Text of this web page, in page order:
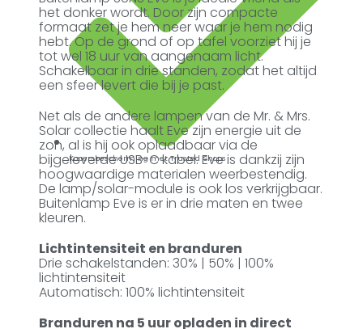
Kopersbescherming met Trusted Shops
het donker wordt. Door zijn compacte
formaat zet je hem neer waar je hem nodig
hebt. Op de grond of op tafel voorziet hij je
tot wel 18 uur van aangenaam licht.
Schakelbaar in drie standen, zodat het altijd
een sfeer levert die bij je past.
Net als de andere lampen van de Mr. & Mrs.
Solar collectie haalt Eve zijn energie uit de
zon, al is hij ook oplaadbaar via de
bijgeleverde USB-C kabel. Eve is dankzij zijn
hoogwaardige materialen weerbestendig.
De lamp/solar-module is ook los verkrijgbaar.
Buitenlamp Eve is er in drie maten en twee
kleuren.
Lichtintensiteit en branduren
Drie schakelstanden: 30% | 50% | 100%
lichtintensiteit
Automatisch: 100% lichtintensiteit
Branduren na 5 uur opladen in direct